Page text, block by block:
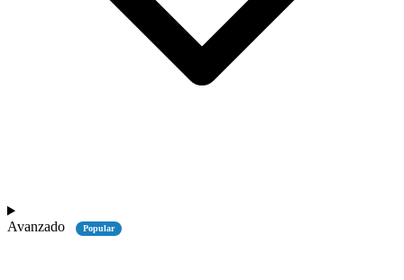
Avanzado Popular